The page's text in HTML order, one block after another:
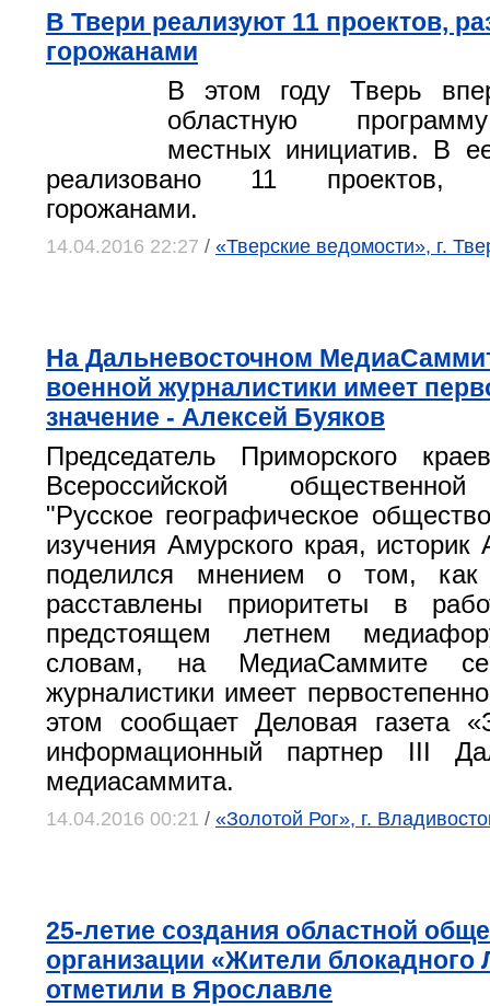
В Твери реализуют 11 проектов,
горожанами
В этом году Тверь
областную
местных инициатив. В
реализовано 11 проектов,
горожанами.
14.04.2016 22:27 / «Тверские ведомости», г.
На Дальневосточном
военной журналистики имеет
значение - Алексей Буяков
Председатель Приморского
Всероссийской
"Русское географическое
изучения Амурского края, историк
поделился мнением о том,
расставлены приоритеты в
предстоящем летнем
словам, на МедиаСаммите
журналистики имеет
этом сообщает Деловая газета
информационный партнер III
медиасаммита.
14.04.2016 00:21 / «Золотой Рог», г.
25-летие создания областной
организации «Жители блокадного
отметили в Ярославле